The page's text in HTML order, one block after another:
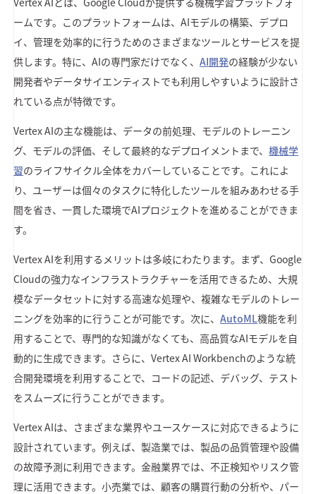
ームです。このプラットフォームは、AIモデルの構築、デプロ
イ、管理を効率的に行うためのさまざまなツールとサービスを提
供します。特に、AIの専門家だけでなく、AI開発の経験が少ない
開発者やデータサイエンティストでも利用しやすいように設計さ
れている点が特徴です。
Vertex AIの主な機能は、データの前処理、モデルのトレーニン
グ、モデルの評価、そして最終的なデプロイメントまで、機械学
習のライフサイクル全体をカバーしていることです。これによ
り、ユーザーは個々のタスクに特化したツールを組みあわせる手
間を省き、一貫した環境でAIプロジェクトを進めることができま
す。
Vertex AIを利用するメリットは多岐にわたります。まず、Google
Cloudの強力なインフラストラクチャーを活用できるため、大規
模なデータセットに対する高速な処理や、複雑なモデルのトレー
ニングを効率的に行うことが可能です。次に、AutoML機能を利
用することで、専門的な知識がなくても、高品質なAIモデルを自
動的に生成できます。さらに、Vertex AI Workbenchのような統
合開発環境を利用することで、コードの記述、デバッグ、テスト
をスムーズに行うことができます。
Vertex AIは、さまざまな業界やユースケースに対応できるように
設計されています。例えば、製造業では、製品の品質管理や設備
の故障予測に利用できます。金融業界では、不正検知やリスク管
理に活用できます。小売業では、顧客の購買行動の分析や、パー